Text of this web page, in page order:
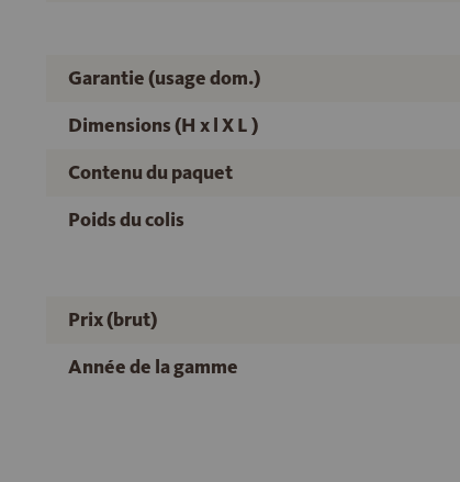
Garantie (usage dom.)
Dimensions (H x l X L )
Contenu du paquet
Poids du colis
Prix (brut)
Année de la gamme